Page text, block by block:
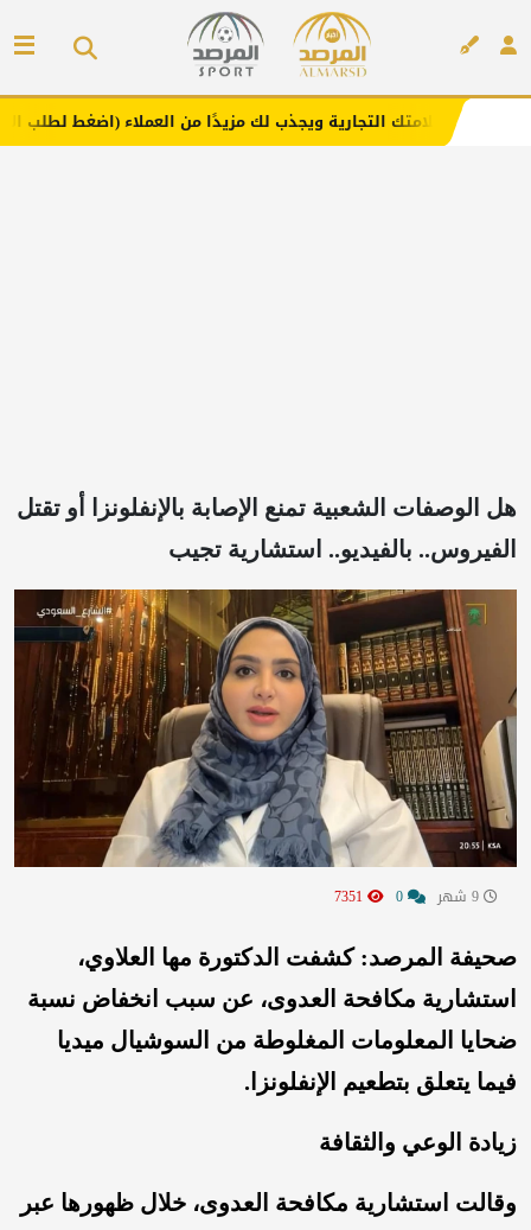
التجارية ويجذب لك مزيدًا من العملاء (اضغط لطلب الإعلان)
هل الوصفات الشعبية تمنع الإصابة بالإنفلونزا أو تقتل
الفيروس.. بالفيديو.. استشارية تجيب
صحيفة المرصد: كشفت الدكتورة مها العلاوي،
استشارية مكافحة العدوى، عن سبب انخفاض نسبة
ضحايا المعلومات المغلوطة من السوشيال ميديا
فيما يتعلق بتطعيم الإنفلونزا.
زيادة الوعي والثقافة
وقالت استشارية مكافحة العدوى، خلال ظهورها عبر